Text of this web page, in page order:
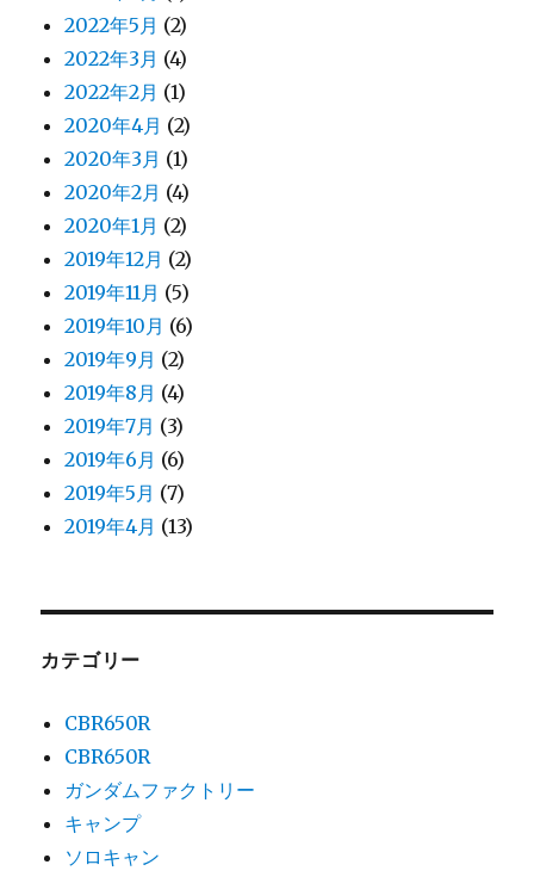
2022年5月 (2)
2022年3月 (4)
2022年2月 (1)
2020年4月 (2)
2020年3月 (1)
2020年2月 (4)
2020年1月 (2)
2019年12月 (2)
2019年11月 (5)
2019年10月 (6)
2019年9月 (2)
2019年8月 (4)
2019年7月 (3)
2019年6月 (6)
2019年5月 (7)
2019年4月 (13)
カテゴリー
CBR650R
CBR650R
ガンダムファクトリー
キャンプ
ソロキャン